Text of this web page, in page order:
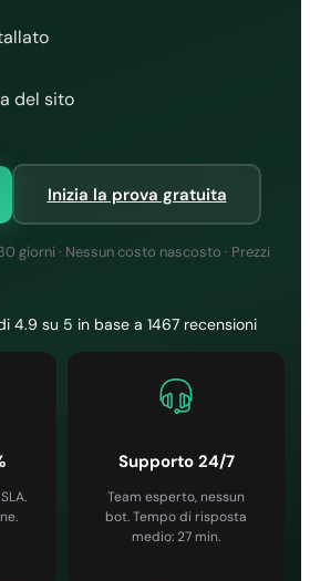
del sito
Inizia la prova gratuita
giorni · Nessun costo nascosto · Prezzi
4.9 su 5 in base a 1467 recensioni
Supporto 24/7
Team esperto, nessun
bot. Tempo di risposta
medio: 27 min.